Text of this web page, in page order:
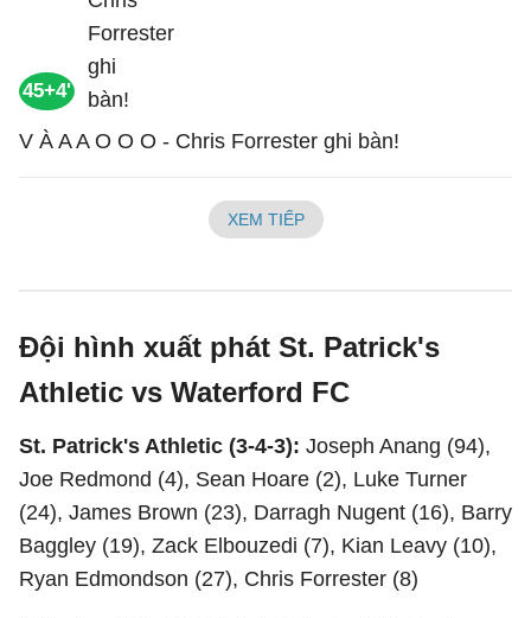
45+4'
V À A A O O O - Chris Forrester ghi bàn!
XEM TIẾP
Đội hình xuất phát St. Patrick's
Athletic vs Waterford FC
St. Patrick's Athletic (3-4-3): Joseph Anang (94),
Joe Redmond (4), Sean Hoare (2), Luke Turner
(24), James Brown (23), Darragh Nugent (16), Barry
Baggley (19), Zack Elbouzedi (7), Kian Leavy (10),
Ryan Edmondson (27), Chris Forrester (8)